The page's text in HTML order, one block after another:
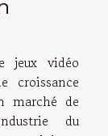
jeux vidéo
croissance
marché de
du